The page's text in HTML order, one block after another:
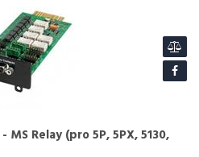
Relay (pro 5P, 5PX, 5130,